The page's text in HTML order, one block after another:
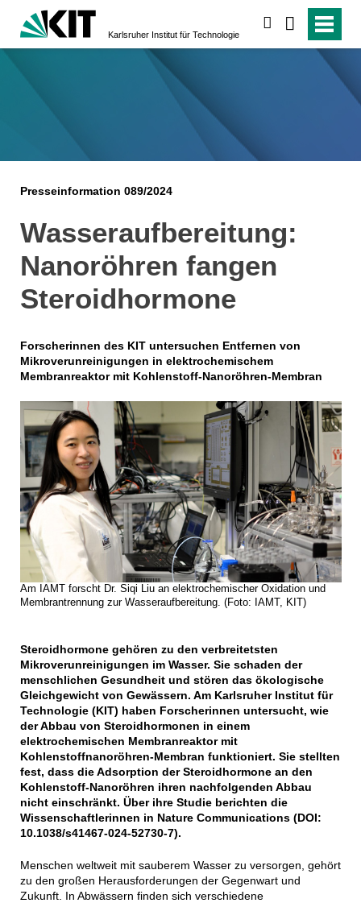
Karlsruher Institut für Technologie
Presseinformation 089/2024
Wasseraufbereitung:
Nanoröhren fangen
Steroidhormone
Forscherinnen des KIT untersuchen Entfernen von
Mikroverunreinigungen in elektrochemischem
Membranreaktor mit Kohlenstoff-Nanoröhren-Membran
Am IAMT forscht Dr. Siqi Liu an elektrochemischer Oxidation und
Membrantrennung zur Wasseraufbereitung. (Foto: IAMT, KIT)
Steroidhormone gehören zu den verbreitetsten
Mikroverunreinigungen im Wasser. Sie schaden der
menschlichen Gesundheit und stören das ökologische
Gleichgewicht von Gewässern. Am Karlsruher Institut für
Technologie (KIT) haben Forscherinnen untersucht, wie
der Abbau von Steroidhormonen in einem
elektrochemischen Membranreaktor mit
Kohlenstoffnanoröhren-Membran funktioniert. Sie stellten
fest, dass die Adsorption der Steroidhormone an den
Kohlenstoff-Nanoröhren ihren nachfolgenden Abbau
nicht einschränkt. Über ihre Studie berichten die
Wissenschaftlerinnen in Nature Communications (DOI:
10.1038/s41467-024-52730-7).
Menschen weltweit mit sauberem Wasser zu versorgen, gehört
zu den großen Herausforderungen der Gegenwart und
Zukunft. In Abwässern finden sich verschiedene